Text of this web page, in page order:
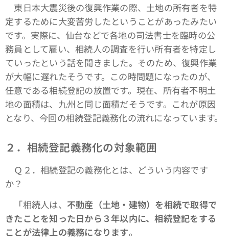
東日本大震災後の復興作業の際、土地の所有者を特
定するために大変苦労したということがあったみたい
です。実際に、仙台などで各地の司法書士を臨時の公
務員として雇い、相続人の調査を行い所有者を特定し
ていったという話を聞きました。そのため、復興作業
が大幅に遅れたそうです。この時問題になったのが、
任意である相続登記の放置です。現在、所有者不明土
地の面積は、九州と同じ面積だそうです。これが原因
となり、今回の相続登記義務化の流れになっています。
２．相続登記義務化の対象範囲
Ｑ２．相続登記の義務化とは、どういう内容です
か？
「相続人は、 不動産（土地・建物）を相続で取得で
きたことを知った日から３年以内に、相続登記をする
ことが法律上の義務になります。